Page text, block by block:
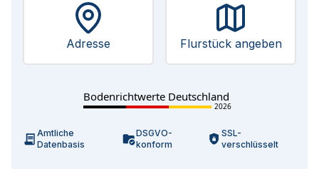
Adresse Flurstück angeben
Bodenrichtwerte Deutschland
2026
Amtliche
Datenbasis
DSGVO-
konform
SSL-
verschlüsselt